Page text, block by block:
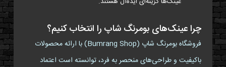
چرا عینک‌های بومرنگ شاپ را انتخاب کنیم؟
فروشگاه بومرنگ شاپ (Bumrang Shop) با ارائه محصولات
باکیفیت و طراحی‌های منحصر به فرد، توانسته است اعتماد